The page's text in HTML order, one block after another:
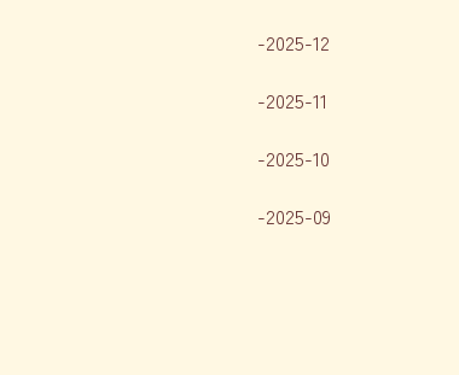
2025-12
2025-11
2025-10
2025-09